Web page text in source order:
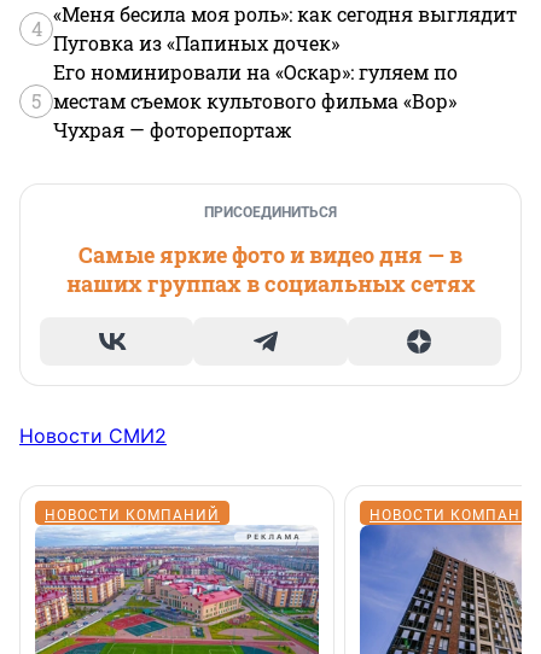
4
«Меня бесила моя роль»: как сегодня выглядит
Пуговка из «Папиных дочек»
5
Его номинировали на «Оскар»: гуляем по
местам съемок культового фильма «Вор»
Чухрая — фоторепортаж
ПРИСОЕДИНИТЬСЯ
Самые яркие фото и видео дня — в
наших группах в социальных сетях
Новости СМИ2
НОВОСТИ КОМПАНИЙ НОВОСТИ